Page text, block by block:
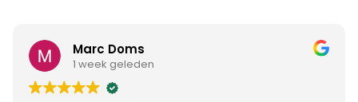
Marc Doms
1 week geleden